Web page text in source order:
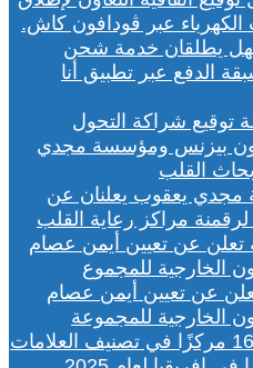
يطلقان خدمة شحن
الدفع عبر تطبيق أنا
يعقوب يعلنان عن
مراكز رعاية القلب
عن تعيين أيمن عصام
الخارجية للمجموعة